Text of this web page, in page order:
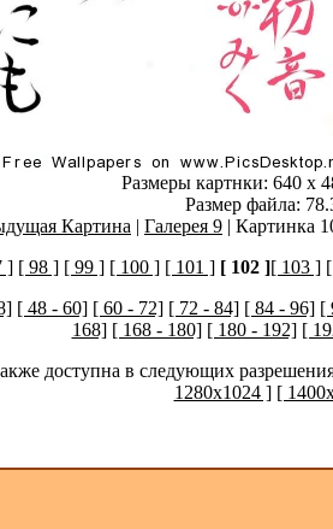
Размеры картнки: 640 x
Размер файла:
Картина | Галерея 9 | Картинка
] [ 98 ] [ 99 ] [ 100 ] [ 101 ] [ 102 ][ 103 ]
[ 48 - 60] [ 60 - 72] [ 72 - 84] [ 84 - 96] [
168] [ 168 - 180] [ 180 - 192] [
доступна в следующих
1280x1024 ] [